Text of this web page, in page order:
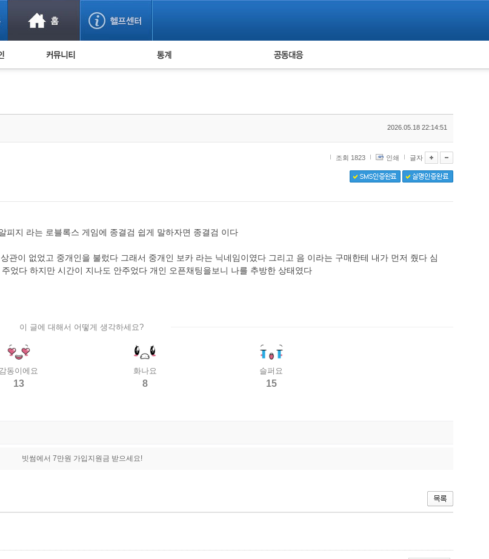
사기 예방했어요! 누적 피해사례 통계 피해자 공동대응
2026.05.18 22:14:51
조회 1823 인쇄 글자
지 라는 로블록스 게임에 종결검 쉽게 말하자면 종결검 이다
관이 없었고 중개인을 불렀다 그래서 중개인 보카 라는 닉네임이였다 그리고 음 이라는 구매한테 내가 먼저 줬다 심
었다 하지만 시간이 지나도 안주었다 개인 오픈채팅을보니 나를 추방한 상태였다
이 글에 대해서 어떻게 생각하세요?
감동이에요
13
화나요
8
슬퍼요
15
빗썸에서 7만원 가입지원금 받으세요!